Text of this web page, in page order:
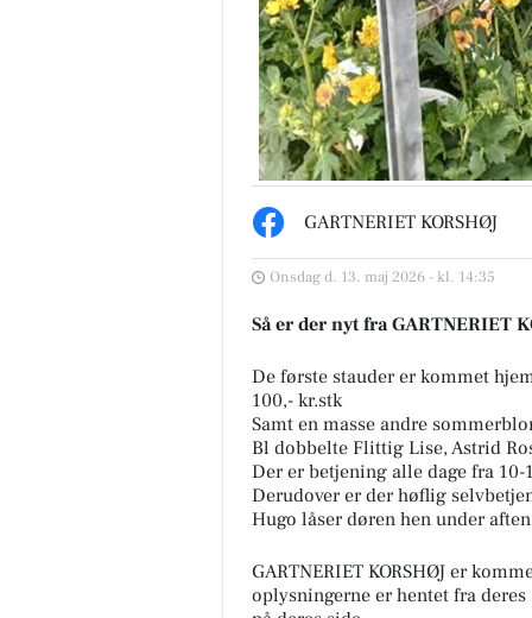
GARTNERIET KORSHØJ
Onsdag d. 13. maj 2026 - kl. 14:35
Så er der nyt fra GARTNERIET
De første stauder er kommet
100,- kr.stk
Samt en masse andre
Bl dobbelte Flittig Lise, Astrid
Der er betjening alle dage fra
Derudover er der høflig
Hugo låser døren hen under
GARTNERIET KORSHØJ er
oplysningerne er hentet fra deres